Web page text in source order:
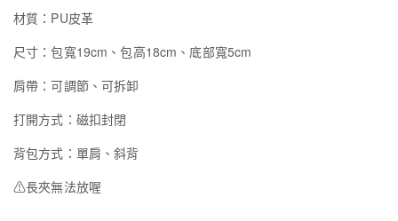
材質：PU皮革
尺寸：包寬19cm、包高18cm、底部寬5cm
肩帶：可調節、可拆卸
打開方式：磁扣封閉
背包方式：單肩、斜背
⚠長夾無法放喔